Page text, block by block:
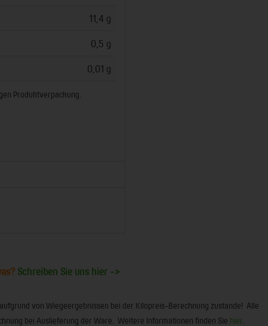
11,4 g
0,5 g
0,01 g
Produktverpackung.
Schreiben Sie uns hier ->
von Wiegeergebnissen bei der Kilopreis-Berechnung zustande! Alle
bei Auslieferung der Ware. Weitere Informationen finden Sie hier